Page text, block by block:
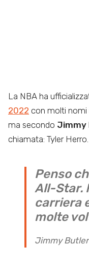
La NBA ha
2022 con molti nomi
ma secondo Jimmy
chiamata: Tyler Herro.
Penso
All-Star.
carriera
molte
Jimmy Butler